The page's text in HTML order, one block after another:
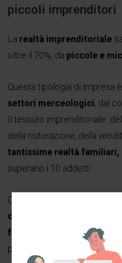
piccoli imprenditori
La realtà imprenditoriale
oltre il 70%, da piccole e
Questa tipologia di impresa
settori merceologici, dal
Il tessuto imprenditoriale
della ristorazione, della
tantissime realtà familiari,
superano i 10 addetti.
Questo
del tessuto
imprenditoriale
forza
che offre una
può essere l’arma vincente